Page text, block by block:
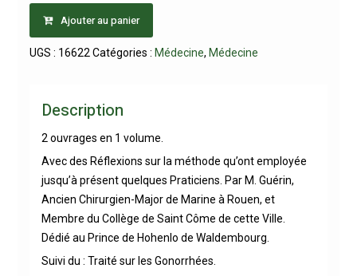
Ajouter au panier
UGS : 16622 Catégories : Médecine, Médecine
Description
2 ouvrages en 1 volume.
Avec des Réflexions sur la méthode qu’ont employée
jusqu’à présent quelques Praticiens. Par M. Guérin,
Ancien Chirurgien-Major de Marine à Rouen, et
Membre du Collège de Saint Côme de cette Ville.
Dédié au Prince de Hohenlo de Waldembourg.
Suivi du : Traité sur les Gonorrhées.